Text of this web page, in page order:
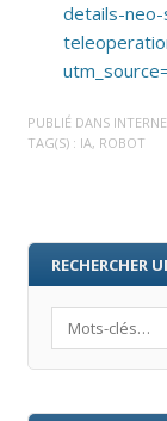
details-
PUBLIÉ DANS
TAG(S) : IA, ROBOT
RECHERCHER